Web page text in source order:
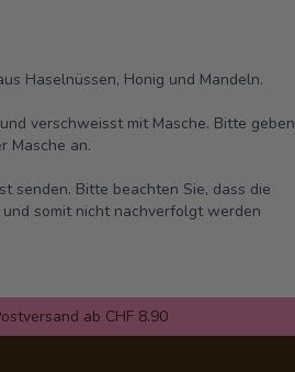
Haselnüssen, Honig und Mandeln.
verschweisst mit Masche. Bitte geben
Masche an.
senden. Bitte beachten Sie, dass die
somit nicht nachverfolgt werden
ab CHF 8.90